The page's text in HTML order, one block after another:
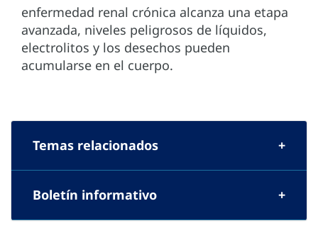
enfermedad renal crónica alcanza una etapa
avanzada, niveles peligrosos de líquidos,
electrolitos y los desechos pueden
acumularse en el cuerpo.
Temas relacionados
Boletín informativo